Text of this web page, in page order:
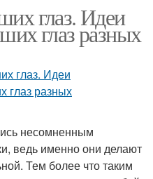
глаз. Идеи
глаз разных
несомненным
ведь именно они делают
Тем более что таким